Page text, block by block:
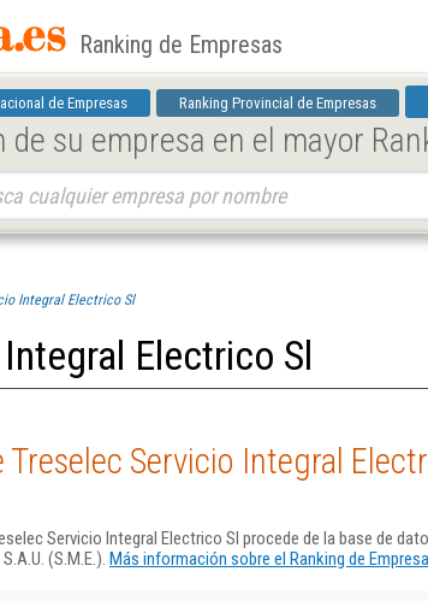
Ranking de Empresas
de Empresas Ranking Provincial de Empresas
de su empresa en el mayor
Integral Electrico Sl
Electrico Sl
Servicio Integral
Servicio Integral Electrico Sl procede de la base de
(S.M.E.). Más información sobre el Ranking de